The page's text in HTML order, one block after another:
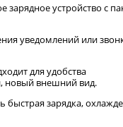
устройство с
уведомлений или
для удобства
новый внешний вид.
зарядка,